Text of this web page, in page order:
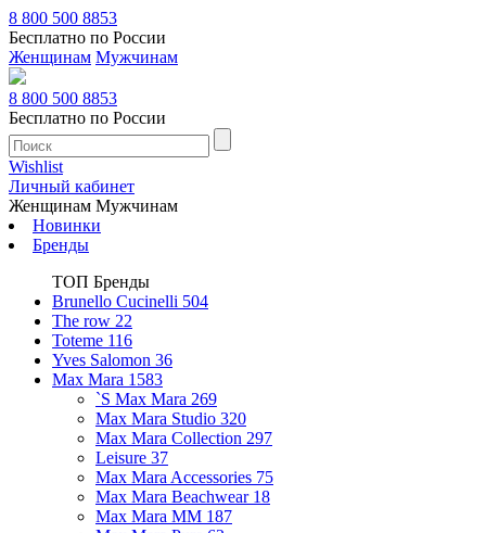
8 800 500 8853
Бесплатно по России
Женщинам Мужчинам
8 800 500 8853
Бесплатно по России
Wishlist
Личный кабинет
Женщинам Мужчинам
Новинки
Бренды
ТОП Бренды
Brunello Cucinelli 504
The row 22
Toteme 116
Yves Salomon 36
Max Mara 1583
`S Max Mara 269
Max Mara Studio 320
Max Mara Collection 297
Leisure 37
Max Mara Accessories 75
Max Mara Beachwear 18
Max Mara MM 187